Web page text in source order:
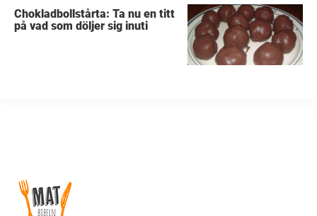
Chokladbollstårta: Ta nu en titt
på vad som döljer sig inuti